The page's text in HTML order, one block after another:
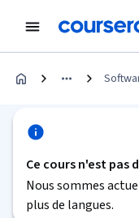
Ce cours n'est pas
Nous sommes
plus de langues.